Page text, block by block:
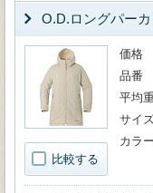
O.D.ロングパー
比較する
価格
品番
平均
サイ
カラー